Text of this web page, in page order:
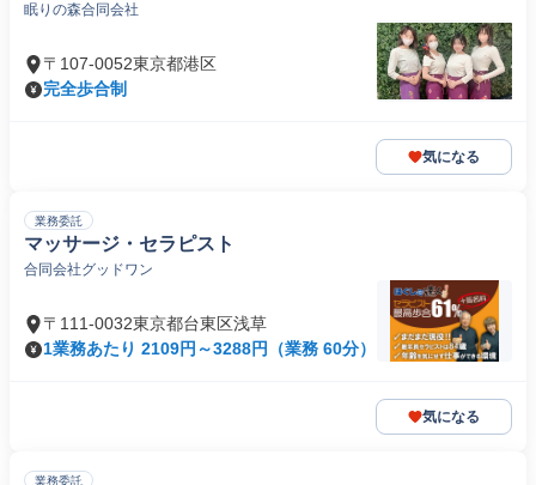
眠りの森合同会社
〒107-0052東京都港区
完全歩合制
気になる
業務委託
マッサージ・セラピスト
合同会社グッドワン
〒111-0032東京都台東区浅草
1業務あたり 2109円～3288円（業務 60分）
気になる
業務委託